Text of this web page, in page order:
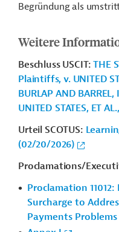
Begründung als
Weitere
Beschluss USCIT: THE
Plaintiffs, v. UNITED
BURLAP AND
UNITED STATES, ET
Urteil SCOTUS:
(02/20/2026)
Proclamations/
Proclamation
Surcharge to
Payments Problems